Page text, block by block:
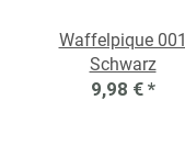
Waffelpique 001
Schwarz
9,98 € *